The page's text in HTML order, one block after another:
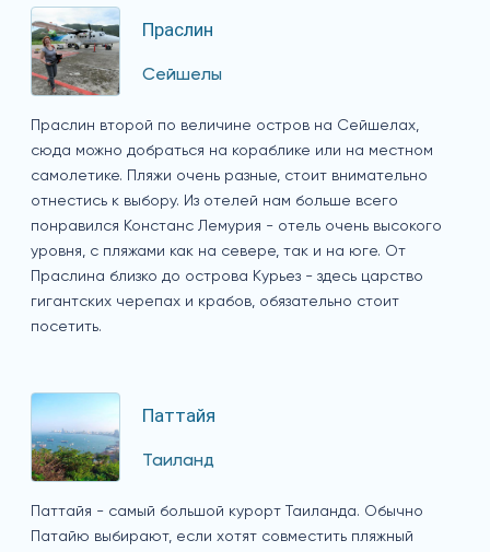
Праслин
Сейшелы
Праслин второй по величине остров на Сейшелах,
сюда можно добраться на кораблике или на местном
самолетике. Пляжи очень разные, стоит внимательно
отнестись к выбору. Из отелей нам больше всего
понравился Констанс Лемурия - отель очень высокого
уровня, с пляжами как на севере, так и на юге. От
Праслина близко до острова Курьез - здесь царство
гигантских черепах и крабов, обязательно стоит
посетить.
Паттайя
Таиланд
Паттайя - самый большой курорт Таиланда. Обычно
Патайю выбирают, если хотят совместить пляжный